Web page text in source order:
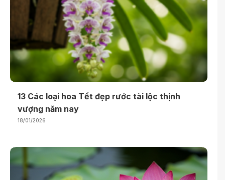
13 Các loại hoa Tết đẹp rước tài lộc thịnh
vượng năm nay
18/01/2026